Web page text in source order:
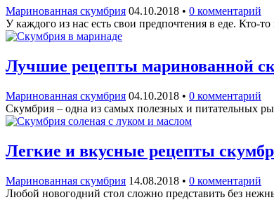
Маринованная скумбрия 04.10.2018 • 0 комментарий
У каждого из нас есть свои предпочтения в еде. Кто-
Лучшие рецепты маринованной
Маринованная скумбрия 04.10.2018 • 0 комментарий
Скумбрия – одна из самых полезных и питательных
Легкие и вкусные рецепты
Маринованная скумбрия 14.08.2018 • 0 комментарий
Любой новогодний стол сложно представить без